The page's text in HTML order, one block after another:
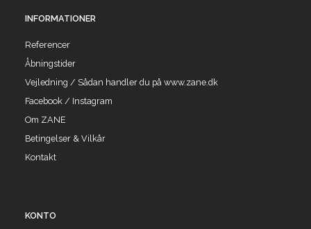
INFORMATIONER
Referencer
Åbningstider
Vejledning / Sådan handler du på www.zane.dk
Facebook / Instagram
Om ZANE
Betingelser & Vilkår
Kontakt
KONTO